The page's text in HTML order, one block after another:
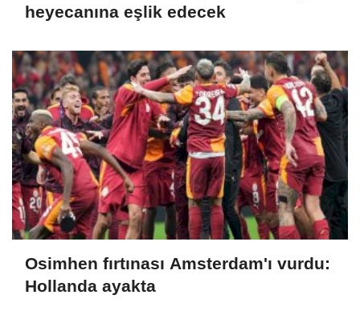
heyecanına eşlik edecek
Osimhen fırtınası Amsterdam'ı vurdu:
Hollanda ayakta